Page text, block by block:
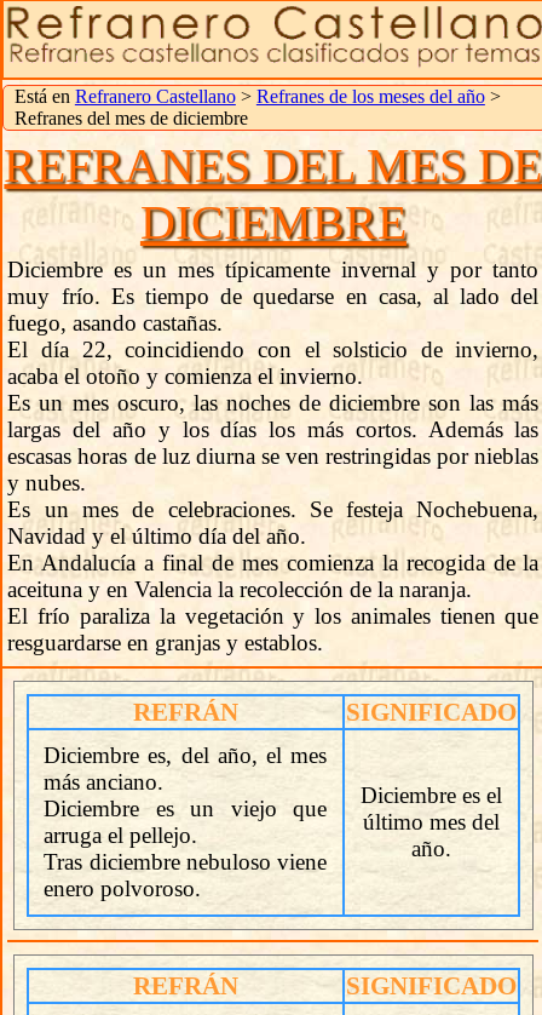
Está en Refranero Castellano> Refranes de los meses del año>
Refranes del mes de diciembre
REFRANES DEL MES DE
DICIEMBRE
Diciembre es un mes típicamente invernal y por tanto
muy frío. Es tiempo de quedarse en casa, al lado del
fuego, asando castañas.
El día 22, coincidiendo con el solsticio de invierno,
acaba el otoño y comienza el invierno.
Es un mes oscuro, las noches de diciembre son las más
largas del año y los días los más cortos. Además las
escasas horas de luz diurna se ven restringidas por nieblas
y nubes.
Es un mes de celebraciones. Se festeja Nochebuena,
Navidad y el último día del año.
En Andalucía a final de mes comienza la recogida de la
aceituna y en Valencia la recolección de la naranja.
El frío paraliza la vegetación y los animales tienen que
resguardarse en granjas y establos.
REFRÁN SIGNIFICADO
Diciembre es, del año, el mes
más anciano.
Diciembre es un viejo que
arruga el pellejo.
Tras diciembre nebuloso viene
enero polvoroso.
Diciembre es el
último mes del
año.
REFRÁN SIGNIFICADO